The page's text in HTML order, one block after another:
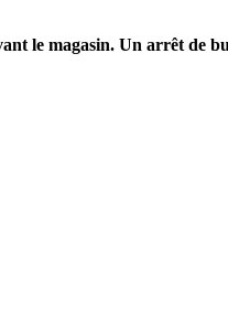
le magasin. Un arrêt de